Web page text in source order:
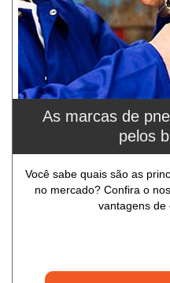
As marcas de
pelos
Você sabe quais são as
no mercado? Confira o
vantagens de